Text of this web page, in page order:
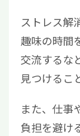
ストレス解
趣味の時間
交流するな
見つけるこ
また、仕事
負担を避け